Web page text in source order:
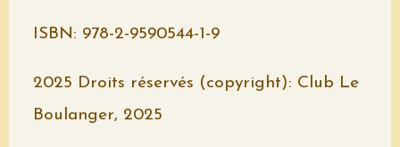
ISBN: 978-2-9590544-1-9
2025 Droits réservés (copyright): Club Le
Boulanger, 2025